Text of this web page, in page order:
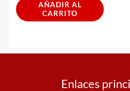
AÑADIR AL
CARRITO
Enlaces